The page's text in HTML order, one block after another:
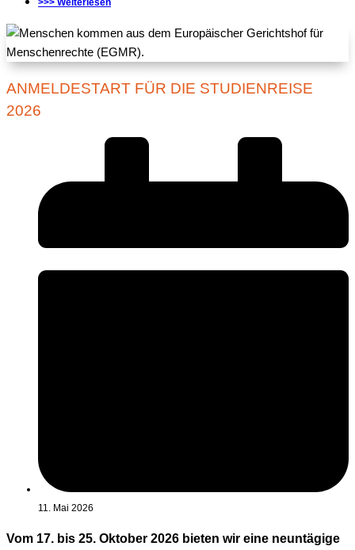
>>> Weiterlesen
ANMELDESTART FÜR DIE STUDIENREISE
2026
11. Mai 2026
Vom 17. bis 25. Oktober 2026 bieten wir eine neuntägige